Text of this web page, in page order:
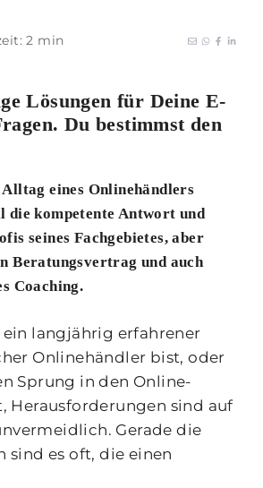
2 min
Lösungen für Deine E-
Du bestimmst den
eines Onlinehändlers
die kompetente Antwort und
seines Fachgebietes, aber
Beratungsvertrag und auch
Coaching.
ein langjährig erfahrener
Onlinehändler bist, oder
Sprung in den Online-
Herausforderungen sind auf
Gerade die
sind es oft, die einen